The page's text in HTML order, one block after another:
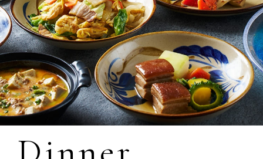
本評点及び口コミ内容はGoogleに提供され、
Gooleの評価と口コミの概要として掲示されてい
ます